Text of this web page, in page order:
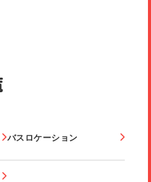
海道札幌市）にご採用頂きまし
バスロケーション